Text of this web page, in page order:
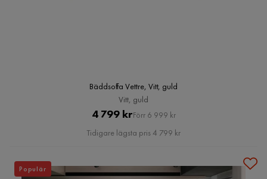
Bäddsoffa Vettre, Vitt, guld
Vitt, guld
Pris
4 799 krOriginal
Pris
Förr 6 999 kr
Tidigare lägsta pris 4 799 kr
Populär